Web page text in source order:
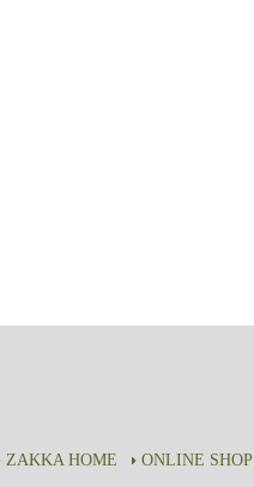
ZAKKA HOME ONLINE SHOP